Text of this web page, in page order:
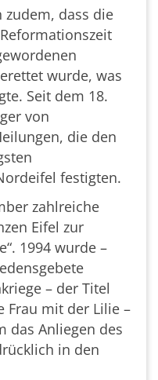
zudem, dass die
wurde, was
Seit dem 18.
von
die den
festigten.
zahlreiche
Eifel zur
1994 wurde –
– der Titel
Frau mit der Lilie –
das Anliegen des
in den